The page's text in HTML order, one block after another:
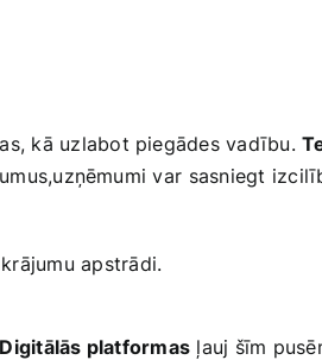
kā uzlabot piegādes vadību.
var ⁣sasniegt
apstrādi.
Digitālās platformas ‍ļauj šīm